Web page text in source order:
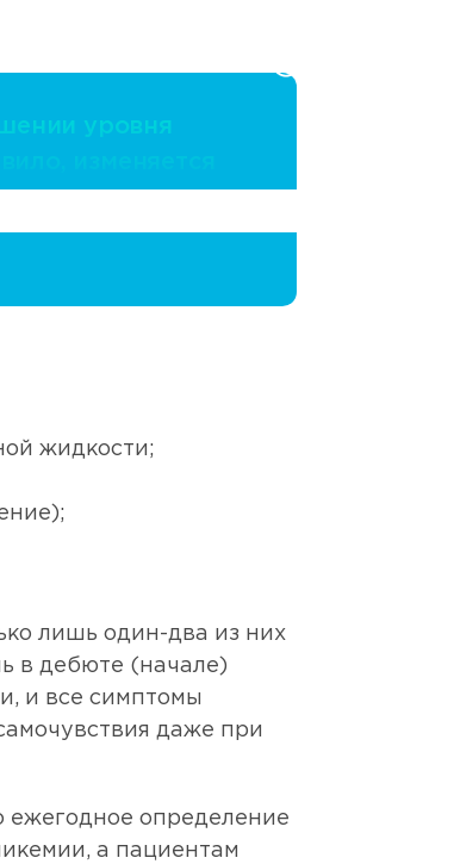
уровня
жидкости;
лишь один-два из них
в дебюте (начале)
и все симптомы
даже при
ежегодное определение
а пациентам